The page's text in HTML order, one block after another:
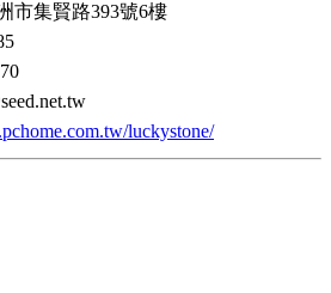
市集賢路393號6樓
luckystone/